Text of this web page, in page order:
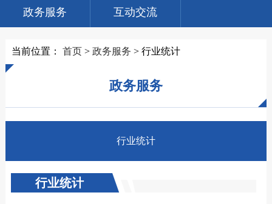
政务服务 互动交流
当前位置： 首页> 政务服务 > 行业统计
政务服务
行业统计
行业统计